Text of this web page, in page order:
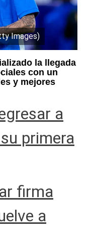
Images)
la llegada
con un
y mejores
a
primera
firma
a